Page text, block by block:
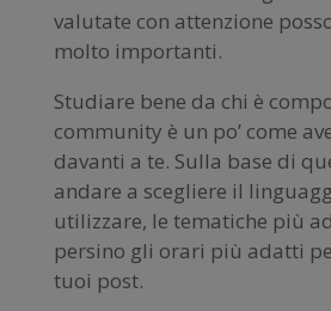
valutate con attenzione
molto importanti.
Studiare bene da chi è
community è un po’ come
davanti a te. Sulla base di
andare a scegliere il
utilizzare, le tematiche più
persino gli orari più adatti
tuoi post.